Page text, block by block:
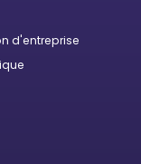
d'entreprise